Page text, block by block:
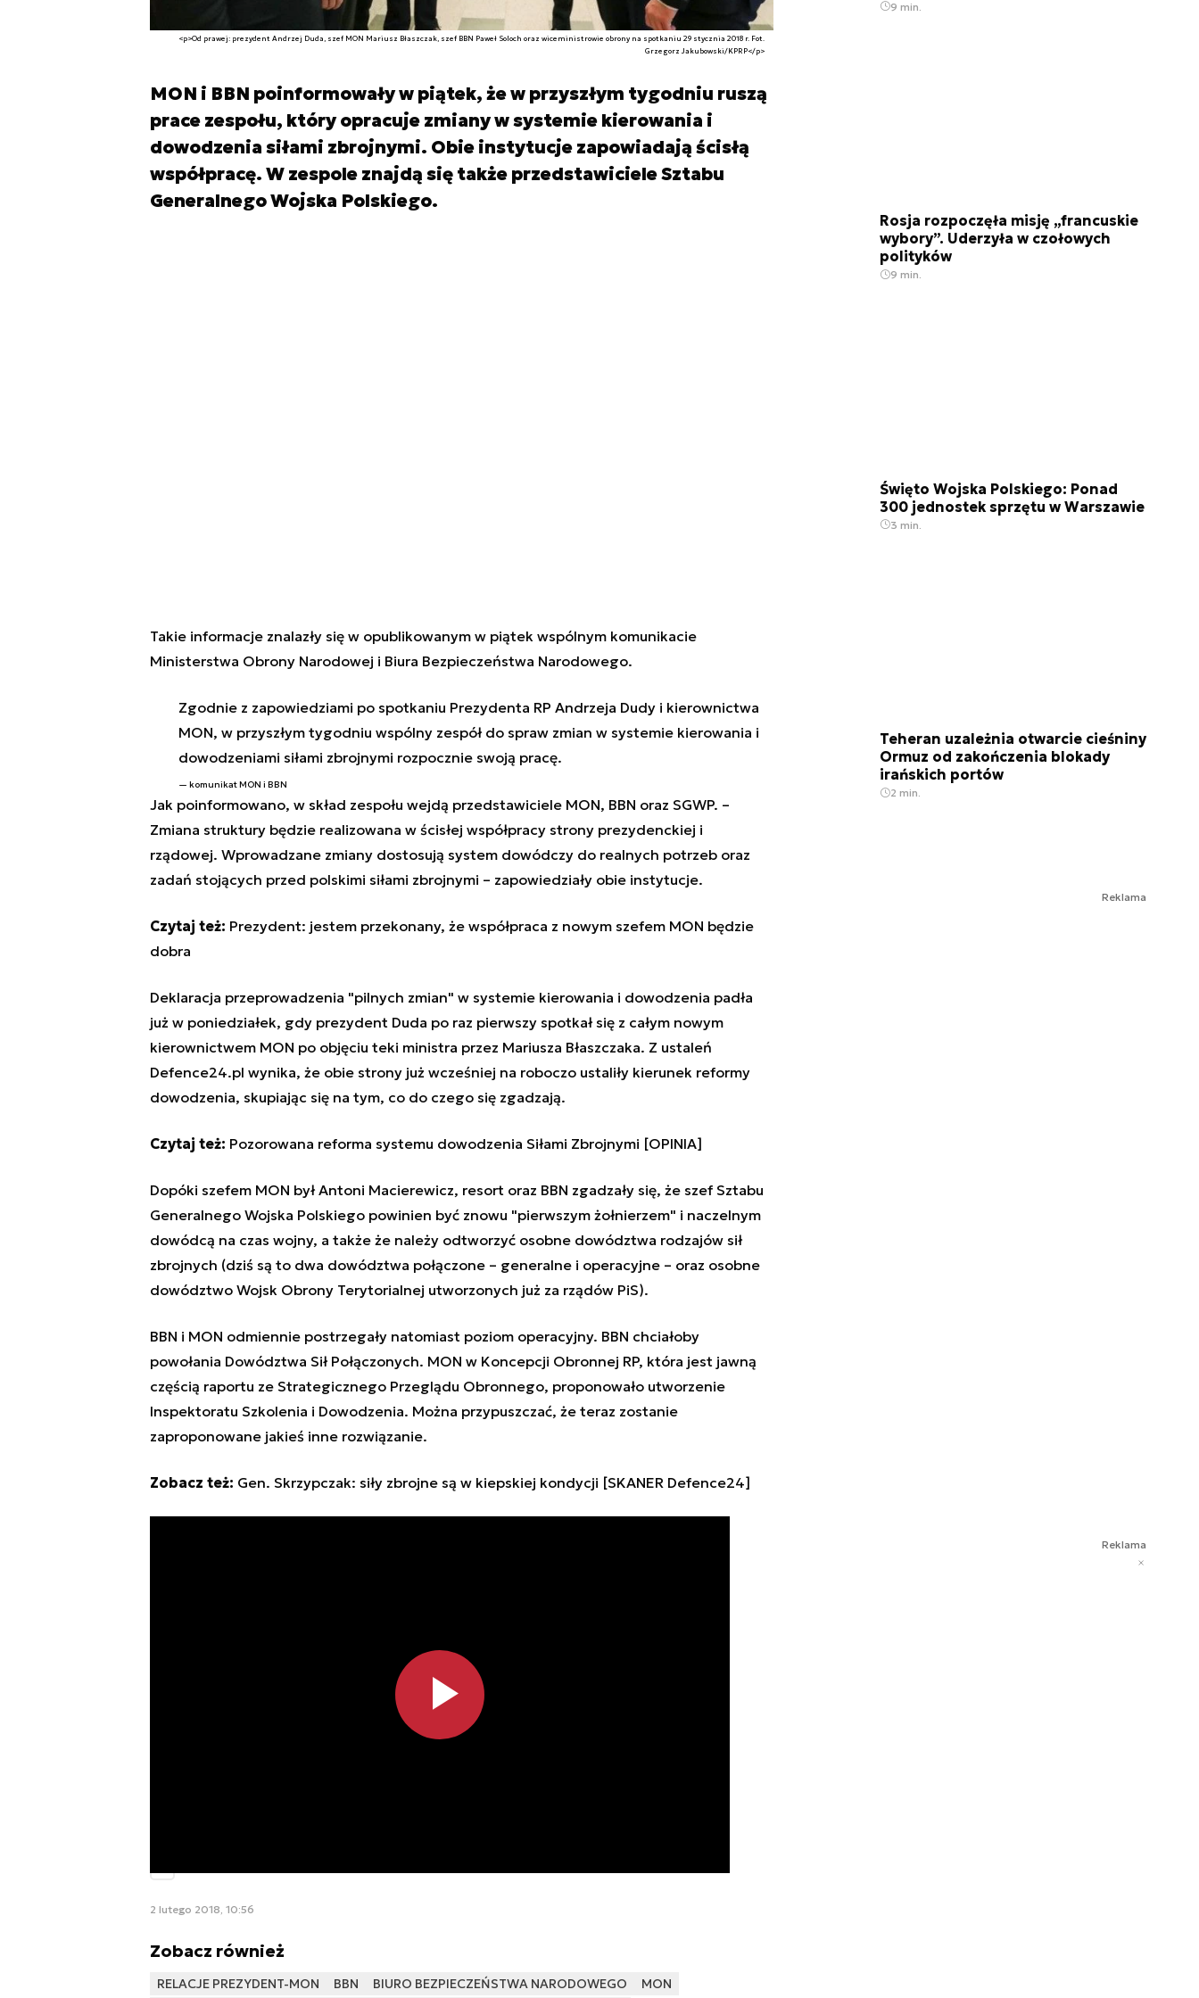
<p>Od prawej: prezydent Andrzej Duda, szef MON Mariusz Błaszczak, szef BBN Paweł Soloch oraz wiceministrowie obrony na spotkaniu 29 stycznia 2018 r. Fot.
Grzegorz Jakubowski/KPRP</p>
MON i BBN poinformowały w piątek, że w przyszłym tygodniu ruszą
prace zespołu, który opracuje zmiany w systemie kierowania i
dowodzenia siłami zbrojnymi. Obie instytucje zapowiadają ścisłą
współpracę. W zespole znajdą się także przedstawiciele Sztabu
Generalnego Wojska Polskiego.
Takie informacje znalazły się w opublikowanym w piątek wspólnym komunikacie
Ministerstwa Obrony Narodowej i Biura Bezpieczeństwa Narodowego.
Zgodnie z zapowiedziami po spotkaniu Prezydenta RP Andrzeja Dudy i kierownictwa
MON, w przyszłym tygodniu wspólny zespół do spraw zmian w systemie kierowania i
dowodzeniami siłami zbrojnymi rozpocznie swoją pracę.
komunikat MON i BBN
Jak poinformowano, w skład zespołu wejdą przedstawiciele MON, BBN oraz SGWP. –
Zmiana struktury będzie realizowana w ścisłej współpracy strony prezydenckiej i
rządowej. Wprowadzane zmiany dostosują system dowódczy do realnych potrzeb oraz
zadań stojących przed polskimi siłami zbrojnymi – zapowiedziały obie instytucje.
Czytaj też: Prezydent: jestem przekonany, że współpraca z nowym szefem MON będzie
dobra
Deklaracja przeprowadzenia "pilnych zmian" w systemie kierowania i dowodzenia padła
już w poniedziałek, gdy prezydent Duda po raz pierwszy spotkał się z całym nowym
kierownictwem MON po objęciu teki ministra przez Mariusza Błaszczaka. Z ustaleń
Defence24.pl wynika, że obie strony już wcześniej na roboczo ustaliły kierunek reformy
dowodzenia, skupiając się na tym, co do czego się zgadzają.
Czytaj też: Pozorowana reforma systemu dowodzenia Siłami Zbrojnymi [OPINIA]
Dopóki szefem MON był Antoni Macierewicz, resort oraz BBN zgadzały się, że szef Sztabu
Generalnego Wojska Polskiego powinien być znowu "pierwszym żołnierzem" i naczelnym
dowódcą na czas wojny, a także że należy odtworzyć osobne dowództwa rodzajów sił
zbrojnych (dziś są to dwa dowództwa połączone – generalne i operacyjne – oraz osobne
dowództwo Wojsk Obrony Terytorialnej utworzonych już za rządów PiS).
BBN i MON odmiennie postrzegały natomiast poziom operacyjny. BBN chciałoby
powołania Dowództwa Sił Połączonych. MON w Koncepcji Obronnej RP, która jest jawną
częścią raportu ze Strategicznego Przeglądu Obronnego, proponowało utworzenie
Inspektoratu Szkolenia i Dowodzenia. Można przypuszczać, że teraz zostanie
zaproponowane jakieś inne rozwiązanie.
Zobacz też: Gen. Skrzypczak: siły zbrojne są w kiepskiej kondycji [SKANER Defence24]
2 lutego 2018, 10:56
Zobacz również
RELACJE PREZYDENT-MON BBN BIURO BEZPIECZEŃSTWA NARODOWEGO MON
9 min.
Rosja rozpoczęła misję „francuskie
wybory”. Uderzyła w czołowych
polityków
9 min.
Święto Wojska Polskiego: Ponad
300 jednostek sprzętu w Warszawie
3 min.
Teheran uzależnia otwarcie cieśniny
Ormuz od zakończenia blokady
irańskich portów
2 min.
Reklama
Reklama